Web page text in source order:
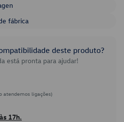
fábrica
deste produto?
está pronta para ajudar!
atendemos ligações)
17h.